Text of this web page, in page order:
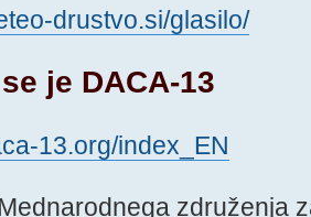
drustvo.si/glasilo/
je DACA-13
13.org/index_EN
združenja